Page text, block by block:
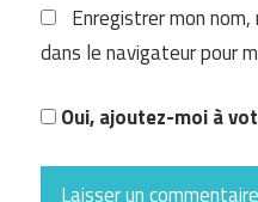
Enregistrer mon
dans le navigateur pour
Oui, ajoutez-moi à